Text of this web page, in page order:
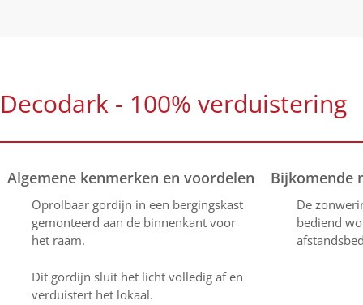
Decodark - 100% verduistering
Algemene kenmerken en voordelen
Oprolbaar gordijn in een bergingskast
gemonteerd aan de binnenkant voor
het raam.
Dit gordijn sluit het licht volledig af en
verduistert het lokaal.
Bijkomende
De
bediend